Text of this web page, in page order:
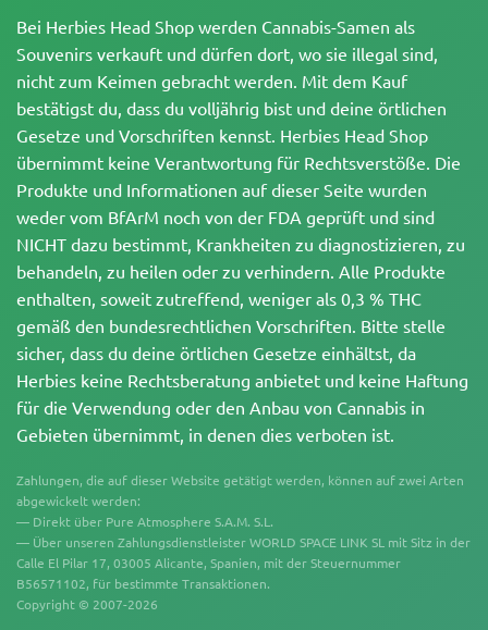
Bei Herbies Head Shop werden Cannabis-Samen als
Souvenirs verkauft und dürfen dort, wo sie illegal sind,
nicht zum Keimen gebracht werden. Mit dem Kauf
bestätigst du, dass du volljährig bist und deine örtlichen
Gesetze und Vorschriften kennst. Herbies Head Shop
übernimmt keine Verantwortung für Rechtsverstöße. Die
Produkte und Informationen auf dieser Seite wurden
weder vom BfArM noch von der FDA geprüft und sind
NICHT dazu bestimmt, Krankheiten zu diagnostizieren, zu
behandeln, zu heilen oder zu verhindern. Alle Produkte
enthalten, soweit zutreffend, weniger als 0,3 % THC
gemäß den bundesrechtlichen Vorschriften. Bitte stelle
sicher, dass du deine örtlichen Gesetze einhältst, da
Herbies keine Rechtsberatung anbietet und keine Haftung
für die Verwendung oder den Anbau von Cannabis in
Gebieten übernimmt, in denen dies verboten ist.
Zahlungen, die auf dieser Website getätigt werden, können auf zwei Arten
abgewickelt werden:
— Direkt über Pure Atmosphere S.A.M. S.L.
— Über unseren Zahlungsdienstleister WORLD SPACE LINK SL mit Sitz in der
Calle El Pilar 17, 03005 Alicante, Spanien, mit der Steuernummer
B56571102, für bestimmte Transaktionen.
Copyright © 2007-2026